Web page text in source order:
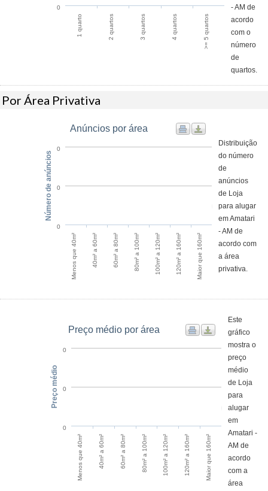
1 quarto 2 quartos 3 quartos 4 quartos >= 5 quartos
0
- AM de
acordo
com o
número
de
quartos.
Por Área Privativa
Anúncios por área
Menos que 40m² 40m² a 60m² 60m² a 80m² 80m² a 100m² 100m² a 120m² 120m² a 160m² Maior que 160m²
0
0
0
Número de anúncios
Distribuição
do número
de
anúncios
de Loja
para alugar
em Amatari
- AM de
acordo com
a área
privativa.
Preço médio por área
Menos que 40m² 40m² a 60m² 60m² a 80m² 80m² a 100m² 100m² a 120m² 120m² a 160m² Maior que 160m²
0
0
0
Preço médio
Este
gráfico
mostra o
preço
médio
de Loja
para
alugar
em
Amatari -
AM de
acordo
com a
área